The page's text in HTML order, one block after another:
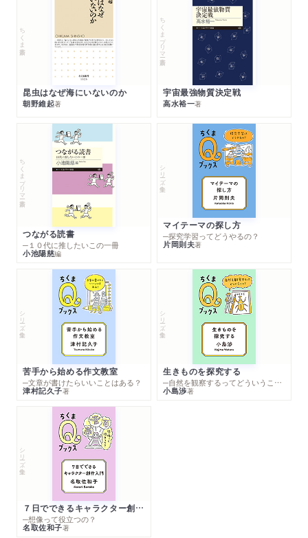
ちくま新書
昆虫はなぜ海にいないのか
朝野維起著
ちくまプリマー新書
宇宙最強物質決定戦
高水裕一著
ちくまプリマー新書
つながる読書
─１０代に推したいこの一冊
小池陽慈編
シリーズ・全集
マイテーマの探し方
─探究学習ってどうやるの？
片岡則夫著
シリーズ・全集
苦手から始める作文教室
─文章が書けたらいいことはある？
津村記久子著
シリーズ・全集
生きものを探究する
─自然を観察するってどういうこと？
小島渉著
シリーズ・全集
７日でできるキャラクター創作入門
─想像って役立つの？
名取佐和子著